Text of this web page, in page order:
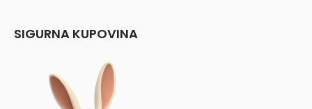
SIGURNA KUPOVINA